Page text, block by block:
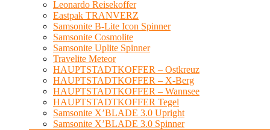
Leonardo Reisekoffer
Eastpak TRANVERZ
Samsonite B-Lite Icon Spinner
Samsonite Cosmolite
Samsonite Uplite Spinner
Travelite Meteor
HAUPTSTADTKOFFER – Ostkreuz
HAUPTSTADTKOFFER – X-Berg
HAUPTSTADTKOFFER – Wannsee
HAUPTSTADTKOFFER Tegel
Samsonite X’BLADE 3.0 Upright
Samsonite X’BLADE 3.0 Spinner